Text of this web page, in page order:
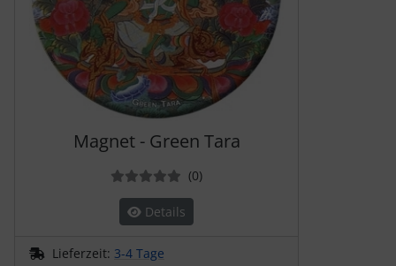
Magnet - Green Tara
(0Bewertungen
)
Details
Lieferzeit: 3-4 Tage